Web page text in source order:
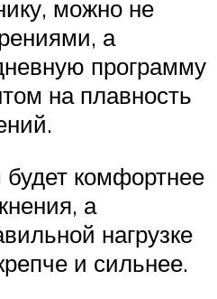
можно не
а
программу
на плавность
будет комфортнее
а
нагрузке
и сильнее.